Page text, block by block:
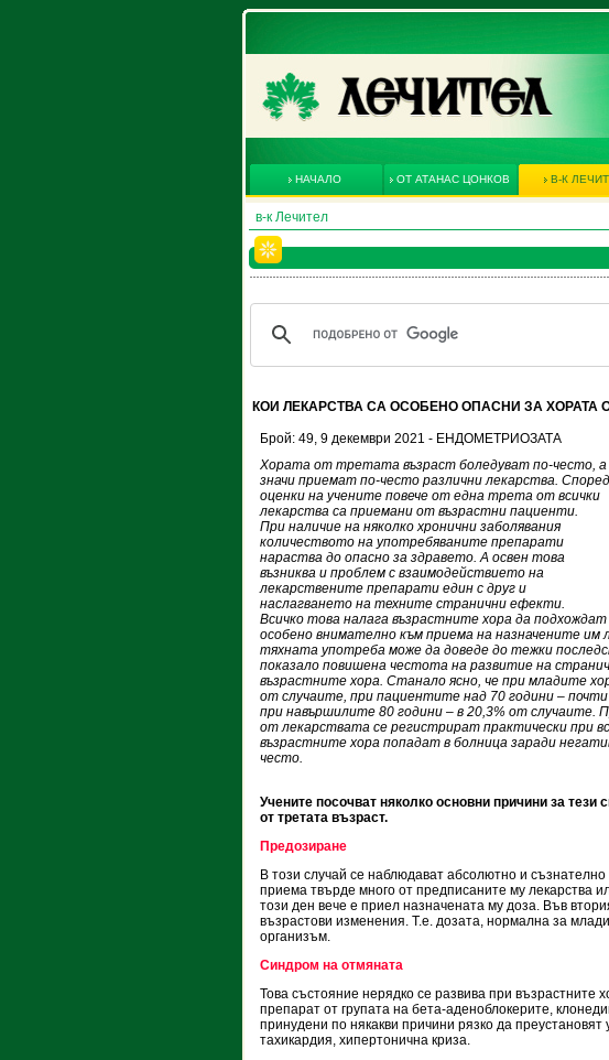
НАЧАЛО ОТ АТАНАС ЦОНКОВ В-К
в-к Лечител
КОИ ЛЕКАРСТВА СА ОСОБЕНО ОПАСНИ ЗА ХОРАТА
Брой: 49, 9 декември 2021 - ЕНДОМЕТРИОЗАТА
Хората от третата възраст боледуват по-често, а
значи приемат по-често различни лекарства. Според
оценки на учените повече от една трета от всички
лекарства са приемани от възрастни пациенти.
При наличие на няколко хронични заболявания
количеството на употребяваните препарати
нараства до опасно за здравето. А освен това
възниква и проблем с взаимодействието на
лекарствените препарати един с друг и
наслагването на техните странични ефекти.
Всичко това налага възрастните хора да подхождат
особено внимателно към приема на назначените им
тяхната употреба може да доведе до тежки
показало повишена честота на развитие на
възрастните хора. Станало ясно, че при младите
от случаите, при пациентите над 70 години –
при навършилите 80 години – в 20,3% от случаите.
от лекарствата се регистрират практически при
възрастните хора попадат в болница заради
често.
Учените посочват няколко основни причини за
от третата възраст.
Предозиране
В този случай се наблюдават абсолютно и
приема твърде много от предписаните му лекарства
този ден вече е приел назначената му доза. Във
възрастови изменения. Т.е. дозата, нормална за
организъм.
Синдром на отмяната
Това състояние нерядко се развива при възрастните
препарат от групата на бета-аденоблокерите,
принудени по някакви причини рязко да
тахикардия, хипертонична криза.